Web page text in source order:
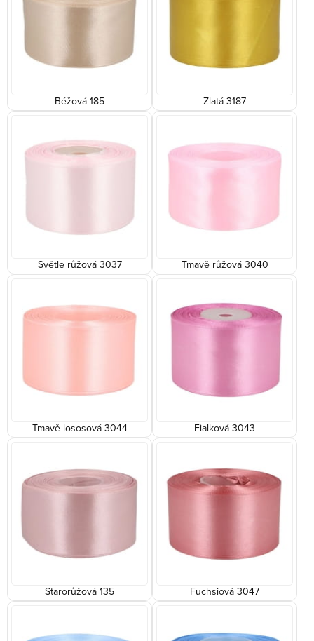
Béžová 185 Zlatá 3187
Světle růžová 3037 Tmavě růžová 3040
Tmavě lososová 3044 Fialková 3043
Starorůžová 135 Fuchsiová 3047